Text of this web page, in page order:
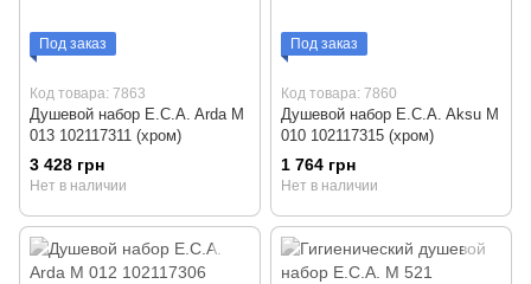
Под заказ
Код товара: 7863
Душевой набор E.C.A. Arda М
013 102117311 (хром)
3 428 грн
Нет в наличии
Под заказ
Код товара: 7860
Душевой набор E.C.A. Aksu М
010 102117315 (хром)
1 764 грн
Нет в наличии